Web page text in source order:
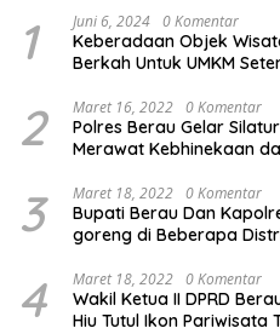
1 Juni 6, 2024 0 Komentar
Keberadaan Objek
Berkah Untuk UMKM
2 Maret 16, 2022 0 Komentar
Polres Berau Gelar
Merawat Kebhinekaan
3 Maret 18, 2022 0 Komentar
Bupati Berau Dan
goreng di Beberapa
4 Maret 18, 2022 0 Komentar
Wakil Ketua II DPRD
Hiu Tutul Ikon Pariwisata